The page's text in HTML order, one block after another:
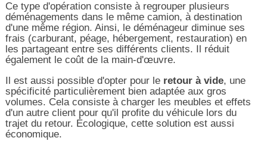
Ce type d'opération consiste à regrouper plusieurs
déménagements dans le même camion, à destination
d'une même région. Ainsi, le déménageur diminue ses
frais (carburant, péage, hébergement, restauration) en
les partageant entre ses différents clients. Il réduit
également le coût de la main-d'œuvre.
Il est aussi possible d'opter pour le retour à vide, une
spécificité particulièrement bien adaptée aux gros
volumes. Cela consiste à charger les meubles et effets
d'un autre client pour qu'il profite du véhicule lors du
trajet du retour. Écologique, cette solution est aussi
économique.